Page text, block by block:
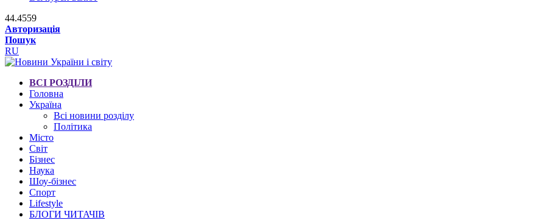
44.4559
Авторизація
Пошук
RU
ВСІ РОЗДІЛИ
Головна
Україна
Всі новини розділу
Політика
Місто
Світ
Бізнес
Наука
Шоу-бізнес
Спорт
Lifestyle
БЛОГИ ЧИТАЧІВ